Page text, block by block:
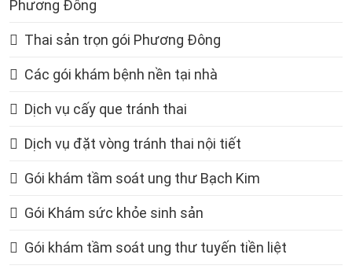
Phương Đông
Thai sản trọn gói Phương Đông
Các gói khám bệnh nền tại nhà
Dịch vụ cấy que tránh thai
Dịch vụ đặt vòng tránh thai nội tiết
Gói khám tầm soát ung thư Bạch Kim
Gói Khám sức khỏe sinh sản
Gói khám tầm soát ung thư tuyến tiền liệt